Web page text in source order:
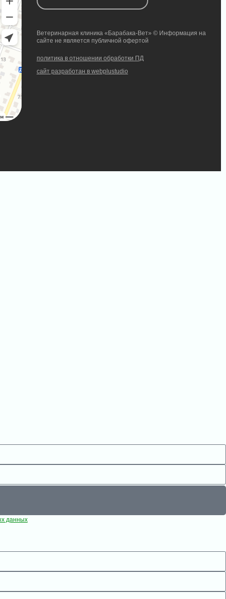
Ветеринарная клиника «Барабака-Вет» © Информация на
сайте не является публичной офертой
политика в отношении обработки ПД
сайт разработан в webplustudio
данных